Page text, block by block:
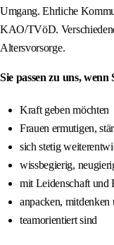
Umgang. Ehrliche
KAO/TVöD.
Altersvorsorge.
Sie passen zu uns, wenn
Kraft geben möchten
Frauen ermutigen,
sich stetig
wissbegierig,
mit Leidenschaft und
anpacken, mitdenken
teamorientiert sind